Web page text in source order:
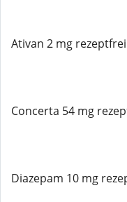
Ativan 2 mg
Concerta 54 mg
Diazepam 10 mg